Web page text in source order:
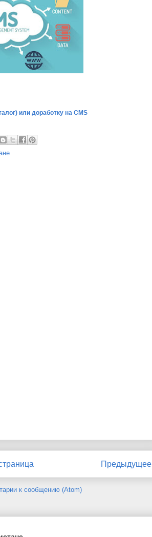
или доработку на CMS
Предыдущее
к сообщению (Atom)